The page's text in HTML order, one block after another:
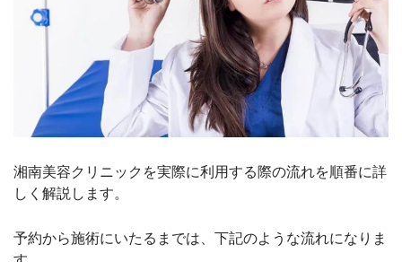
湘南美容クリニックを実際に利用する際の流れを順番に詳
しく解説します。
予約から施術にいたるまでは、下記のような流れになりま